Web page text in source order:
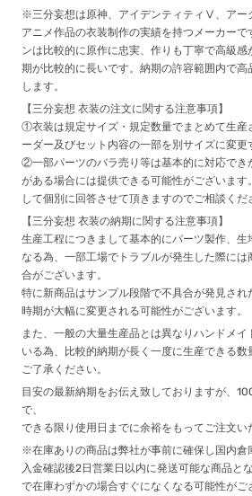
※三分妄想は原神、アイデンティティⅤ、アー
アニメ作品の衣装制作の実績を持つメーカーで
ンは比較的に原作に忠実、作りも丁寧で高級
期が比較的に長いです。納期の許容範囲内で
します。
【三分妄想 衣装の注文に関する注意事項】
①衣装は規定サイズ・規定数量でまとめて生産
ーダー及びセット内容の一部を別サイズに変更
②一部パーツのバラ売り等は基本的に対応でき
がある場合には提供できる可能性がございます
して個別に回答させて頂きますのでご相談くだ
【三分妄想 衣装の納期に関する注意事項】
生産工程につきまして基本的にパーツ製作、
なる為、一部工場でトラブルが発生した際に
合がございます。
特に新商品はサンプル段階で不具合が発見さ
時期が大幅に変更される可能性がございます。
また、一般の大量生産品とは異なりハンドメ
いる為、比較的納期が長く一度に生産できる
ご了承ください。
目安の最新納期をお伝え致しておりますが、
で、
できる限り使用日までに余裕をもってご注文い
※在庫ありの商品は弊社が事前に確保し国内倉
入金確認後2日営業日以内に発送可能な商品と
で在庫わずかの場合すぐになくなる可能性が